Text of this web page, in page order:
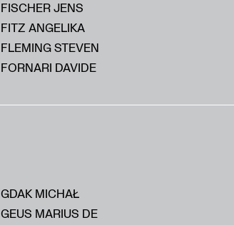
FISCHER JENS
FITZ ANGELIKA
FLEMING STEVEN
FORNARI DAVIDE
GDAK MICHAŁ
GEUS MARIUS DE